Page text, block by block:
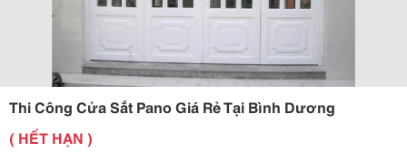
Thi Công Cửa Sắt Pano Giá Rẻ Tại Bình Dương
( HẾT HẠN )